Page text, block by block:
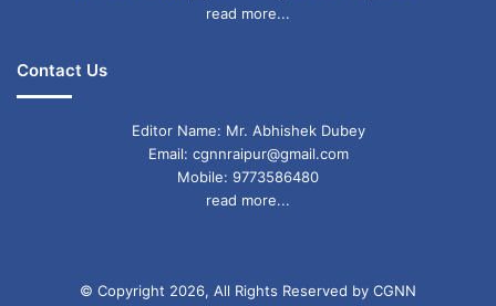
read more...
Contact Us
Editor Name: Mr. Abhishek Dubey
Email: cgnnraipur@gmail.com
Mobile: 9773586480
read more...
© Copyright 2026, All Rights Reserved by CGNN